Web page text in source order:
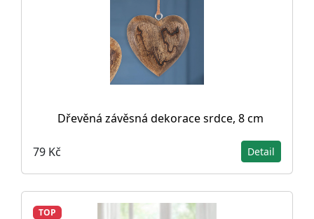
Dřevěná závěsná dekorace srdce, 8 cm
79 Kč Detail
TOP